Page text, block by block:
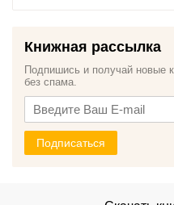
Книжная рассылка
Подпишись и получай новые
без спама.
Подписаться